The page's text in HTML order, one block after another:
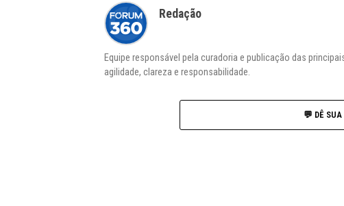
Redação
Equipe responsável pela curadoria e publicação das
agilidade, clareza e responsabilidade.
💬 DÊ